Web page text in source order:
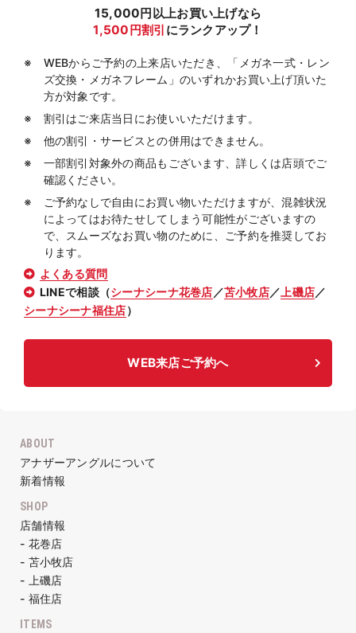
15,000円以上お買い上げなら
1,500円割引 にランクアップ！
WEBからご予約の上来店いただき、「メガネ一式・レン
ズ交換・メガネフレーム」のいずれかお買い上げ頂いた
方が対象です。
割引はご来店当日にお使いいただけます。
他の割引・サービスとの併用はできません。
一部割引対象外の商品もございます、詳しくは店頭でご
確認ください。
ご予約なしで自由にお買い物いただけますが、混雑状況
によってはお待たせしてしまう可能性がございますの
で、スムーズなお買い物のために、ご予約を推奨してお
ります。
よくある質問
LINEで相談（シーナシーナ花巻店 ／苫小牧店／ 上磯店／
シーナシーナ福住店）
WEB来店ご予約へ
ABOUT
アナザーアングルについて
新着情報
SHOP
店舗情報
- 花巻店
- 苫小牧店
- 上磯店
- 福住店
ITEMS